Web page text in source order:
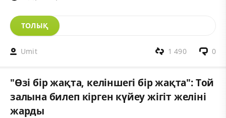
ТОЛЫҚ
Umit 0
1 490
"Өзі бір жақта, келіншегі бір жақта": Той
залына билеп кірген күйеу жігіт желіні
жарды